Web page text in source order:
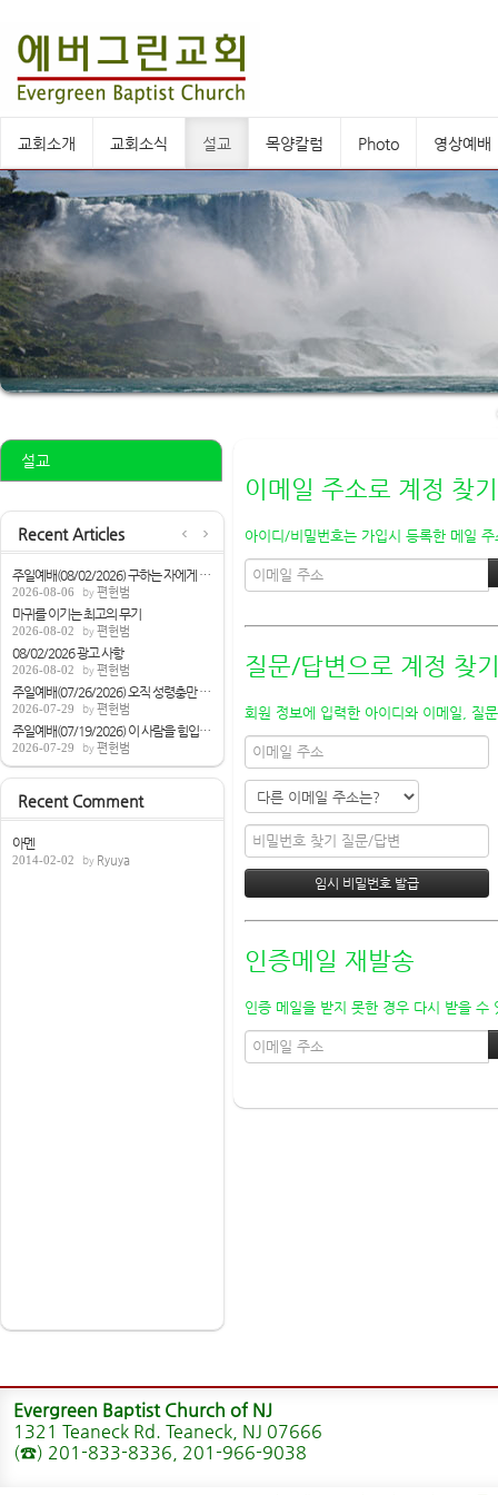
교회소개 교회소식 설교 목양칼럼 Photo 영상예배
설교
Recent Articles
주일예배(08/02/2026) 구하는 자에게 성령을...
2026-08-06 편헌범
마귀를 이기는 최고의 무기
2026-08-02 편헌범
08/02/2026 광고 사항
2026-08-02 편헌범
주일예배(07/26/2026) 오직 성령충만 받으라...
2026-07-29 편헌범
주일예배(07/19/2026) 이 사람을 힘입으면[...
2026-07-29 편헌범
Recent Comment
아멘
2014-02-02 Ryuya
이메일 주소로 계정 찾기
아이디/비밀번호는 가입시 등록한 메일
질문/답변으로 계정 찾
회원 정보에 입력한 아이디와 이메일, 질
인증메일 재발송
인증 메일을 받지 못한 경우 다시 받을 수
Evergreen Baptist Church of NJ
1321 Teaneck Rd. Teaneck, NJ 07666
(☎) 201-833-8336, 201-966-9038